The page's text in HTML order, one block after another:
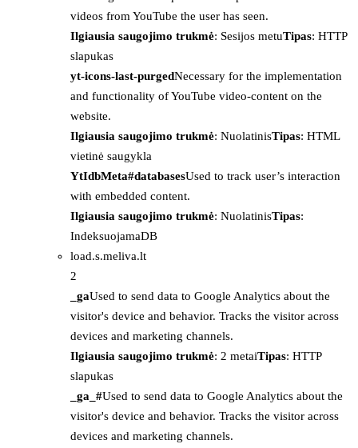
videos from YouTube the user has seen.
Ilgiausia saugojimo trukmė: Sesijos metuTipas: HTTP
slapukas
yt-icons-last-purgedNecessary for the implementation
and functionality of YouTube video-content on the
website.
Ilgiausia saugojimo trukmė: NuolatinisTipas: HTML
vietinė saugykla
YtIdbMeta#databasesUsed to track user’s interaction
with embedded content.
Ilgiausia saugojimo trukmė: NuolatinisTipas:
IndeksuojamaDB
load.s.meliva.lt
2
_gaUsed to send data to Google Analytics about the
visitor's device and behavior. Tracks the visitor across
devices and marketing channels.
Ilgiausia saugojimo trukmė: 2 metaiTipas: HTTP
slapukas
_ga_#Used to send data to Google Analytics about the
visitor's device and behavior. Tracks the visitor across
devices and marketing channels.